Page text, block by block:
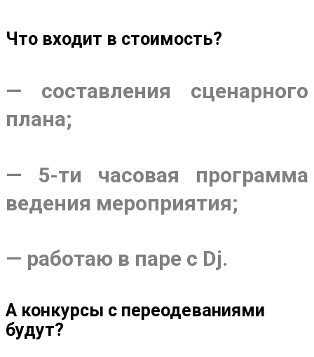
Что входит в стоимость?
— составления сценарного
плана;
— 5-ти часовая программа
ведения мероприятия;
— работаю в паре с Dj.
А конкурсы с переодеваниями
будут?